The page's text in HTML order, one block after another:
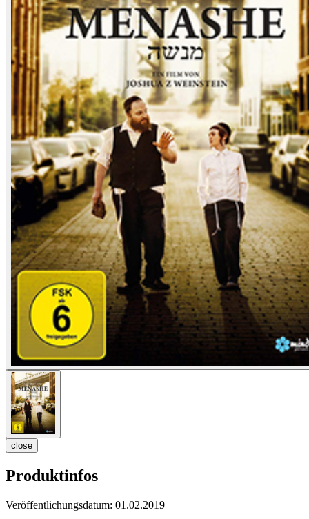
close
Produktinfos
Veröffentlichungsdatum: 01.02.2019